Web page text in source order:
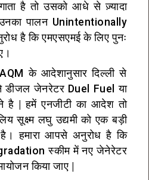
है तो उसको आधे से ज़्यादा
पालन Unintentionally
है कि एमएसएमई के लिए पुनः
के आदेशानुसार दिल्ली से
डीजल जेनरेटर Duel Fuel या
है | हमें एनजीटी का आदेश तो
सूक्ष्म लघु उद्यमी को एक बड़ी
हमारा आपसे अनुरोध है कि
स्कीम में नए जेनेरेटर
किया जाए |